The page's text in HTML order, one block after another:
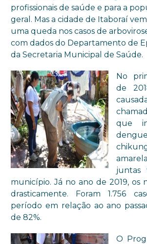
profissionais de saúde e para a
geral. Mas a cidade de Itaboraí
uma queda nos casos de
com dados do Departamento de
da Secretaria Municipal de Saúde.
No
de
que
juntas
município. Já no ano de 2019, os
drasticamente. Foram 1.756
período em relação ao ano
de 82%.
O